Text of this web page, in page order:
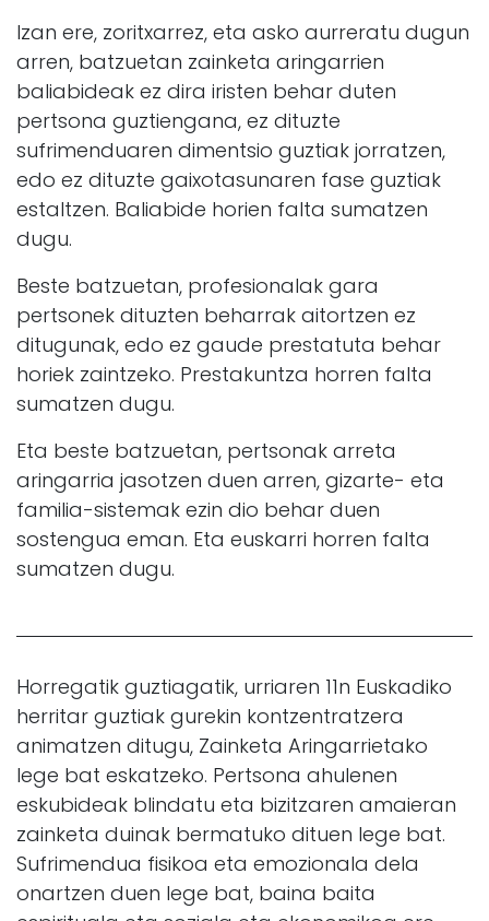
Izan ere, zoritxarrez, eta asko aurreratu dugun
arren, batzuetan zainketa aringarrien
baliabideak ez dira iristen behar duten
pertsona guztiengana, ez dituzte
sufrimenduaren dimentsio guztiak jorratzen,
edo ez dituzte gaixotasunaren fase guztiak
estaltzen. Baliabide horien falta sumatzen
dugu.
Beste batzuetan, profesionalak gara
pertsonek dituzten beharrak aitortzen ez
ditugunak, edo ez gaude prestatuta behar
horiek zaintzeko. Prestakuntza horren falta
sumatzen dugu.
Eta beste batzuetan, pertsonak arreta
aringarria jasotzen duen arren, gizarte- eta
familia-sistemak ezin dio behar duen
sostengua eman. Eta euskarri horren falta
sumatzen dugu.
Horregatik guztiagatik, urriaren 11n Euskadiko
herritar guztiak gurekin kontzentratzera
animatzen ditugu, Zainketa Aringarrietako
lege bat eskatzeko. Pertsona ahulenen
eskubideak blindatu eta bizitzaren amaieran
zainketa duinak bermatuko dituen lege bat.
Sufrimendua fisikoa eta emozionala dela
onartzen duen lege bat, baina baita